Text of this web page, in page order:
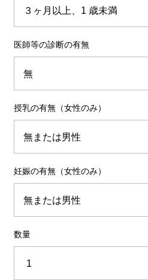
医師等の診断の有無
授乳の有無（女性のみ）
妊娠の有無（女性のみ）
数量